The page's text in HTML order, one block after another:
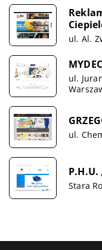
ul. Al.
ul.
ul.
Stara